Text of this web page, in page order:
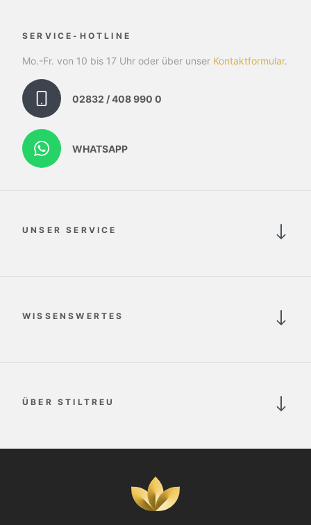
SERVICE-HOTLINE
Mo.-Fr. von 10 bis 17 Uhr oder über unser Kontaktformular.
02832 / 408 990 0
WHATSAPP
UNSER SERVICE
WISSENSWERTES
ÜBER STILTREU